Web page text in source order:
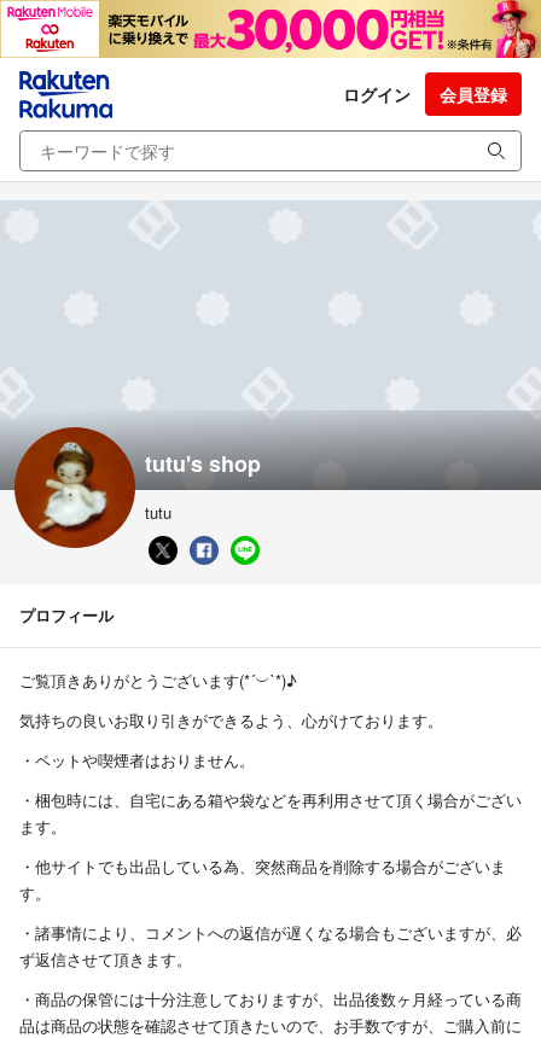
ログイン 会員登録
tutu's shop
tutu
プロフィール
ご覧頂きありがとうございます(⁠*⁠´⁠︶⁠`⁠*⁠)⁠♪
気持ちの良いお取り引きができるよう、心がけております。
・ペットや喫煙者はおりません。
・梱包時には、自宅にある箱や袋などを再利用させて頂く場合がござい
ます。
・他サイトでも出品している為、突然商品を削除する場合がございま
す。
・諸事情により、コメントへの返信が遅くなる場合もございますが、必
ず返信させて頂きます。
・商品の保管には十分注意しておりますが、出品後数ヶ月経っている商
品は商品の状態を確認させて頂きたいので、お手数ですが、ご購入前に